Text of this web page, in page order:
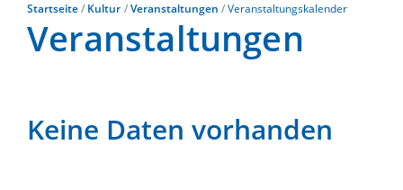
Startseite Kultur Veranstaltungen Veranstaltungskalender
Veranstaltungen
Keine Daten vorhanden